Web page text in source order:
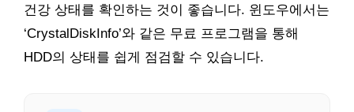
건강 상태를 확인하는 것이 좋습니다. 윈도우에서는
‘CrystalDiskInfo’와 같은 무료 프로그램을 통해
HDD의 상태를 쉽게 점검할 수 있습니다.